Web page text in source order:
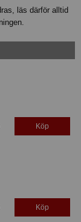
läs därför alltid
Köp
Köp